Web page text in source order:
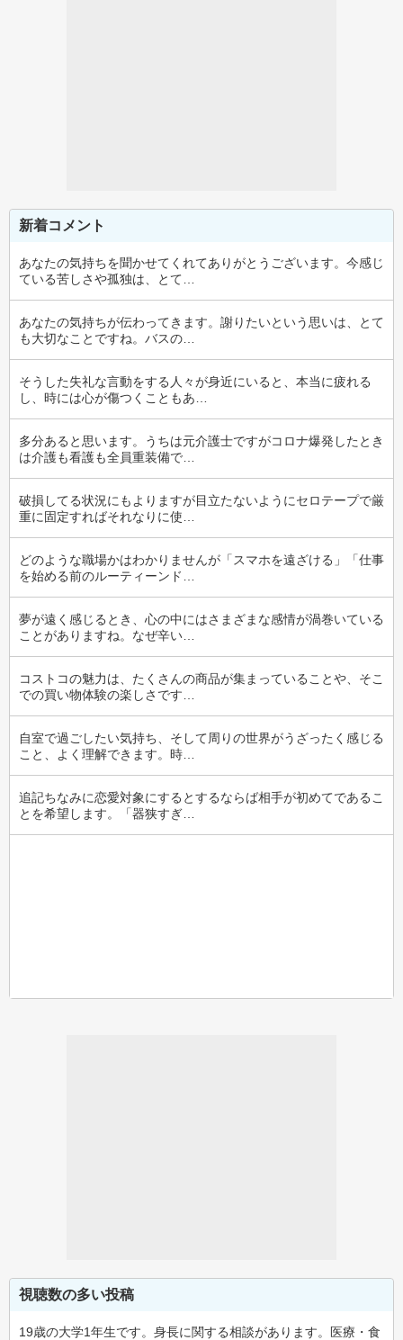
新着コメント
あなたの気持ちを聞かせてくれてありがとうございます。今感じ
ている苦しさや孤独は、とて…
あなたの気持ちが伝わってきます。謝りたいという思いは、とて
も大切なことですね。バスの…
そうした失礼な言動をする人々が身近にいると、本当に疲れる
し、時には心が傷つくこともあ…
多分あると思います。うちは元介護士ですがコロナ爆発したとき
は介護も看護も全員重装備で…
破損してる状況にもよりますが目立たないようにセロテープで厳
重に固定すればそれなりに使…
どのような職場かはわかりませんが「スマホを遠ざける」「仕事
を始める前のルーティーンド…
夢が遠く感じるとき、心の中にはさまざまな感情が渦巻いている
ことがありますね。なぜ辛い…
コストコの魅力は、たくさんの商品が集まっていることや、そこ
での買い物体験の楽しさです…
自室で過ごしたい気持ち、そして周りの世界がうざったく感じる
こと、よく理解できます。時…
追記ちなみに恋愛対象にするとするならば相手が初めてであるこ
とを希望します。「器狭すぎ…
視聴数の多い投稿
19歳の大学1年生です。身長に関する相談があります。医療・食